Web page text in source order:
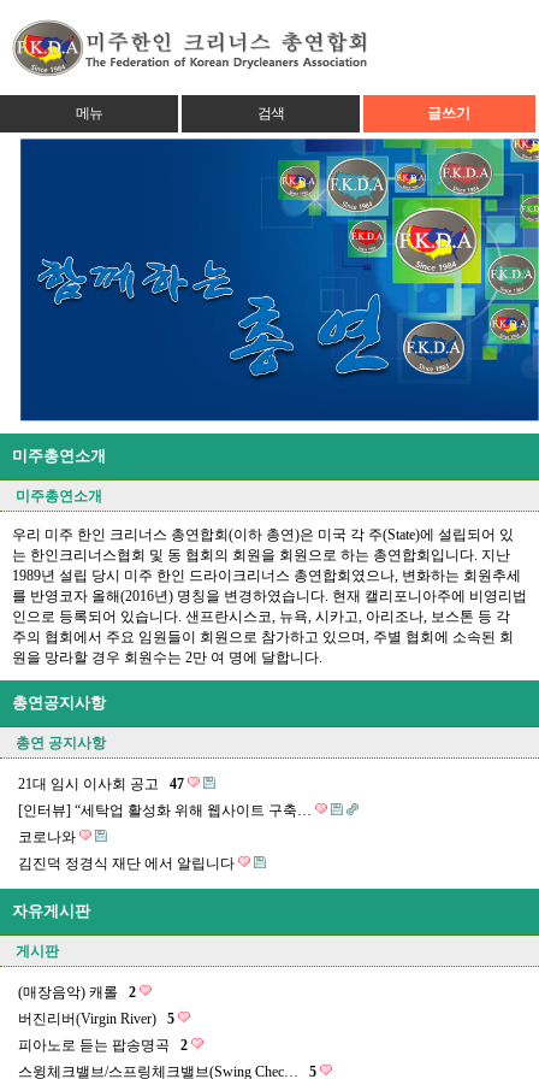
메뉴 검색 글쓰기
미주총연소개
미주총연소개
우리 미주 한인 크리너스 총연합회(이하 총연)은 미국 각 주(State)에 설립되어 있
는 한인크리너스협회 및 동 협회의 회원을 회원으로 하는 총연합회입니다. 지난
1989년 설립 당시 미주 한인 드라이크리너스 총연합회였으나, 변화하는 회원추세
를 반영코자 올해(2016년) 명칭을 변경하였습니다. 현재 캘리포니아주에 비영리법
인으로 등록되어 있습니다. 샌프란시스코, 뉴욕, 시카고, 아리조나, 보스톤 등 각
주의 협회에서 주요 임원들이 회원으로 참가하고 있으며, 주별 협회에 소속된 회
원을 망라할 경우 회원수는 2만 여 명에 달합니다.
총연공지사항
총연 공지사항
21대 임시 이사회 공고
47
[인터뷰] “세탁업 활성화 위해 웹사이트 구축…
코로나와
김진덕 정경식 재단 에서 알립니다
자유게시판
게시판
(매장음악) 캐롤
2
버진리버(Virgin River)
5
피아노로 듣는 팝송명곡
2
스윙체크밸브/스프링체크밸브(Swing Chec…
5